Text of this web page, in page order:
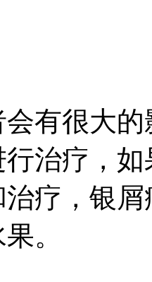
有很大
治疗，
疗，银
。